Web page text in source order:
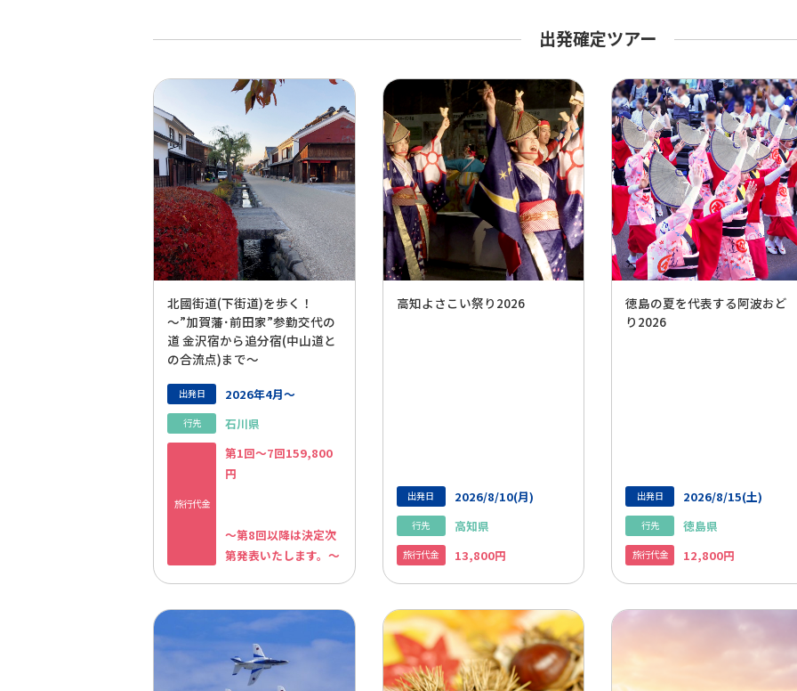
出発確定ツアー
北國街道(下街道)を歩く！
～”加賀藩･前田家”参勤交代の
道 金沢宿から追分宿(中山道と
の合流点)まで～
出発日 2026年4月～
行先 石川県
旅行代金
第1回～7回159,800
円
～第8回以降は決定次
第発表いたします。～
高知よさこい祭り2026
出発日 2026/8/10(月)
行先 高知県
旅行代金 13,800円
徳島の夏を代表する阿波おど
り2026
出発日 2026/8/15(土)
行先 徳島県
旅行代金 12,800円